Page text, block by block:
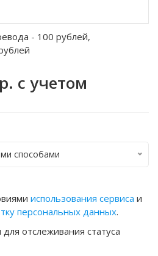
- 100 рублей,
р. с учетом
способами
использования сервиса и
персональных данных.
отслеживания статуса